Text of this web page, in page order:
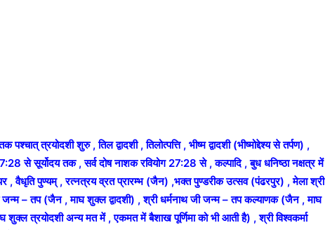
त्रयोदशी शुरु , तिल द्वादशी , तिलोत्पत्ति , भीष्म द्वादशी (भीष्मोद्देश्य से तर्पण) ,
27:28 से सूर्योदय तक , सर्व दोष नाशक रवियोग 27:28 से , कल्पादि , बुध धनिष्ठा नक्षत्र में
, वैधृति पुण्यम् , रत्नत्रय व्रत प्रारम्भ (जैन) ,भक्त पुण्डरीक उत्सव (पंढरपुर) , मेला श्री
– तप (जैन , माघ शुक्ल द्वादशी) , श्री धर्मनाथ जी जन्म – तप कल्याणक (जैन , माघ
त्रयोदशी अन्य मत में , एकमत में बैशाख पूर्णिमा को भी आती है) , श्री विश्वकर्मा